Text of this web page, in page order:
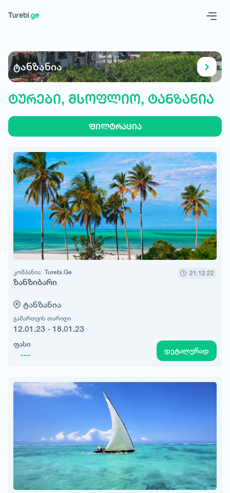
ტანზანია
ტურები, მსოფლიო, ტანზანია
ფილტრაცია
კომპანია: Turebi.Ge
ზანზიბარი
21.12.22
ტანზანია
გამართვის თარიღი
12.01.23 - 18.01.23
ფასი
--- დეტალურად